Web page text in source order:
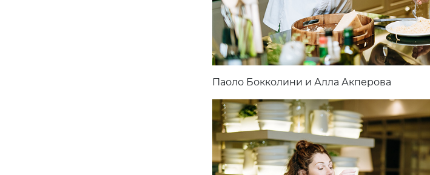
Паоло Бокколини и Алла Акперова